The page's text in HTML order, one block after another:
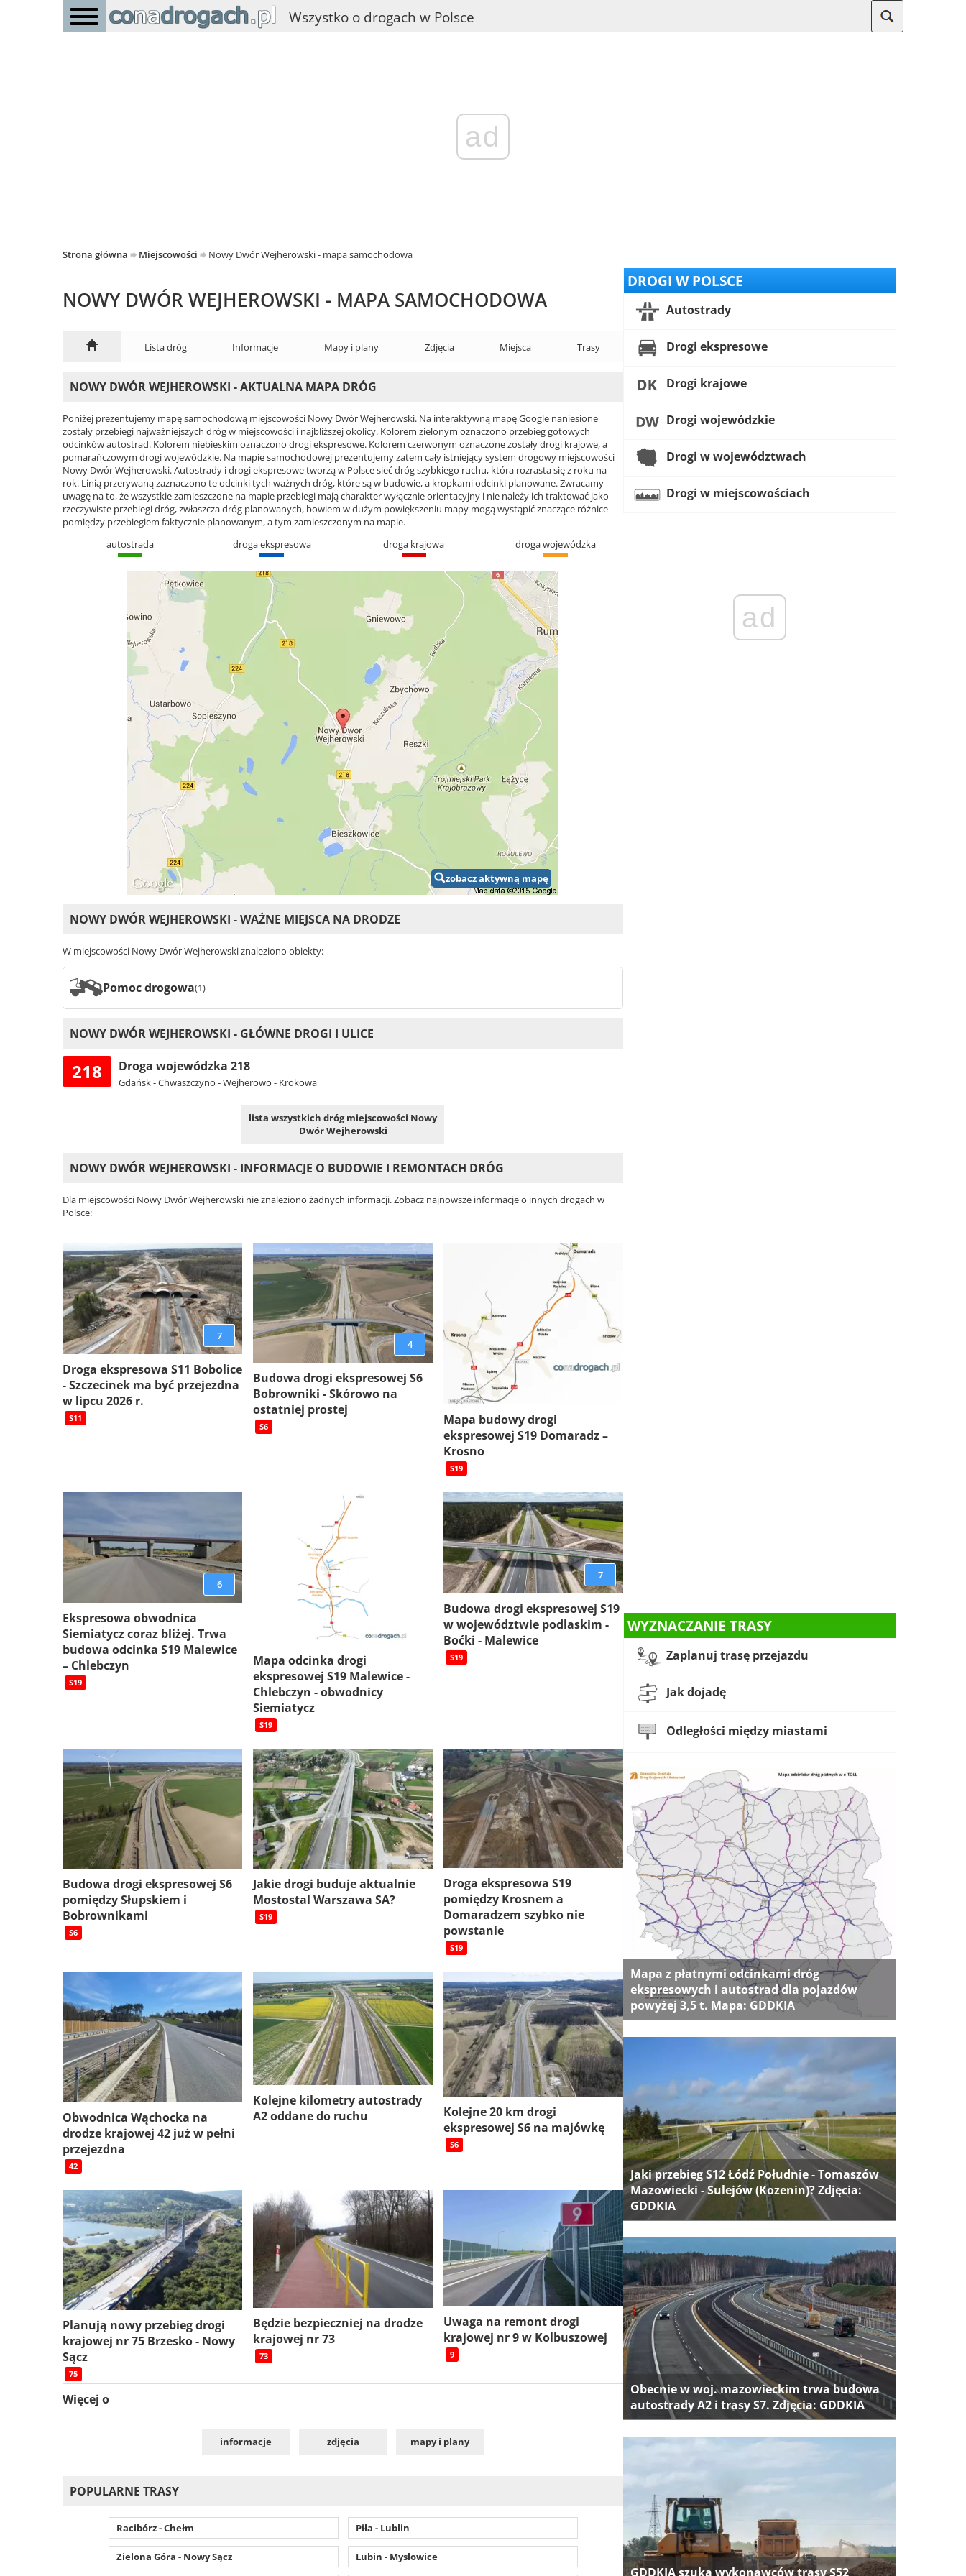
Wszystko o drogach w Polsce
ad
Strona główna Miejscowości Nowy Dwór Wejherowski - mapa samochodowa
NOWY DWÓR WEJHEROWSKI - MAPA SAMOCHODOWA
Lista dróg Informacje Mapy i plany Zdjęcia Miejsca Trasy
NOWY DWÓR WEJHEROWSKI - AKTUALNA MAPA DRÓG
Poniżej prezentujemy mapę samochodową miejscowości Nowy Dwór Wejherowski. Na interaktywną mapę Google naniesione
zostały przebiegi najważniejszych dróg w miejscowości i najbliższej okolicy. Kolorem zielonym oznaczono przebieg gotowych
odcinków autostrad. Kolorem niebieskim oznaczono drogi ekspresowe. Kolorem czerwonym oznaczone zostały drogi krajowe, a
pomarańczowym drogi wojewódzkie. Na mapie samochodowej prezentujemy zatem cały istniejący system drogowy miejscowości
Nowy Dwór Wejherowski. Autostrady i drogi ekspresowe tworzą w Polsce sieć dróg szybkiego ruchu, która rozrasta się z roku na
rok. Linią przerywaną zaznaczono te odcinki tych ważnych dróg, które są w budowie, a kropkami odcinki planowane. Zwracamy
uwagę na to, że wszystkie zamieszczone na mapie przebiegi mają charakter wyłącznie orientacyjny i nie należy ich traktować jako
rzeczywiste przebiegi dróg, zwłaszcza dróg planowanych, bowiem w dużym powiększeniu mapy mogą wystąpić znaczące różnice
pomiędzy przebiegiem faktycznie planowanym, a tym zamieszczonym na mapie.
autostrada
droga ekspresowa droga krajowa droga wojewódzka
zobacz aktywną mapę
NOWY DWÓR WEJHEROWSKI - WAŻNE MIEJSCA NA DRODZE
W miejscowości Nowy Dwór Wejherowski znaleziono obiekty:
Pomoc drogowa(1)
NOWY DWÓR WEJHEROWSKI - GŁÓWNE DROGI I ULICE
218 Droga wojewódzka 218
Gdańsk - Chwaszczyno - Wejherowo - Krokowa
lista wszystkich dróg miejscowości Nowy
Dwór Wejherowski
NOWY DWÓR WEJHEROWSKI - INFORMACJE O BUDOWIE I REMONTACH DRÓG
Dla miejscowości Nowy Dwór Wejherowski nie znaleziono żadnych informacji. Zobacz najnowsze informacje o innych drogach w
Polsce:
7
Droga ekspresowa S11 Bobolice
- Szczecinek ma być przejezdna
w lipcu 2026 r.
S11
4
Budowa drogi ekspresowej S6
Bobrowniki - Skórowo na
ostatniej prostej
S6
Mapa budowy drogi
ekspresowej S19 Domaradz –
Krosno
S19
6
Ekspresowa obwodnica
Siemiatycz coraz bliżej. Trwa
budowa odcinka S19 Malewice
– Chlebczyn
S19
Mapa odcinka drogi
ekspresowej S19 Malewice -
Chlebczyn - obwodnicy
Siemiatycz
S19
7
Budowa drogi ekspresowej S19
w województwie podlaskim -
Boćki - Malewice
S19
Budowa drogi ekspresowej S6
pomiędzy Słupskiem i
Bobrownikami
S6
Jakie drogi buduje aktualnie
Mostostal Warszawa SA?
S19
Droga ekspresowa S19
pomiędzy Krosnem a
Domaradzem szybko nie
powstanie
S19
Obwodnica Wąchocka na
drodze krajowej 42 już w pełni
przejezdna
42
Kolejne kilometry autostrady
A2 oddane do ruchu
Kolejne 20 km drogi
ekspresowej S6 na majówkę
S6
Planują nowy przebieg drogi
krajowej nr 75 Brzesko - Nowy
Sącz
75
Będzie bezpieczniej na drodze
krajowej nr 73
73
Uwaga na remont drogi
krajowej nr 9 w Kolbuszowej
9
Więcej o
informacje zdjęcia mapy i plany
POPULARNE TRASY
Racibórz - Chełm Piła - Lublin
Zielona Góra - Nowy Sącz Lubin - Mysłowice
DROGI W POLSCE
Autostrady
Drogi ekspresowe
Drogi krajowe
Drogi wojewódzkie
Drogi w województwach
Drogi w miejscowościach
ad
WYZNACZANIE TRASY
Zaplanuj trasę przejazdu
Jak dojadę
Odległości między miastami
Mapa z płatnymi odcinkami dróg
ekspresowych i autostrad dla pojazdów
powyżej 3,5 t. Mapa: GDDKIA
Jaki przebieg S12 Łódź Południe - Tomaszów
Mazowiecki - Sulejów (Kozenin)? Zdjęcia:
GDDKIA
Obecnie w woj. mazowieckim trwa budowa
autostrady A2 i trasy S7. Zdjęcia: GDDKIA
GDDKIA szuka wykonawców trasy S52